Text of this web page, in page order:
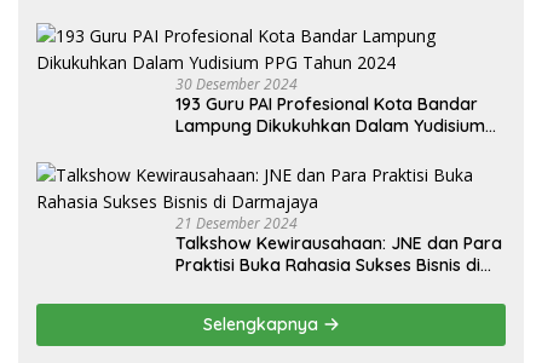
Selatan
30 Desember 2024
193 Guru PAI Profesional Kota Bandar
Lampung Dikukuhkan Dalam Yudisium
21 Desember 2024
Talkshow Kewirausahaan: JNE dan Para
Praktisi Buka Rahasia Sukses Bisnis di
Selengkapnya